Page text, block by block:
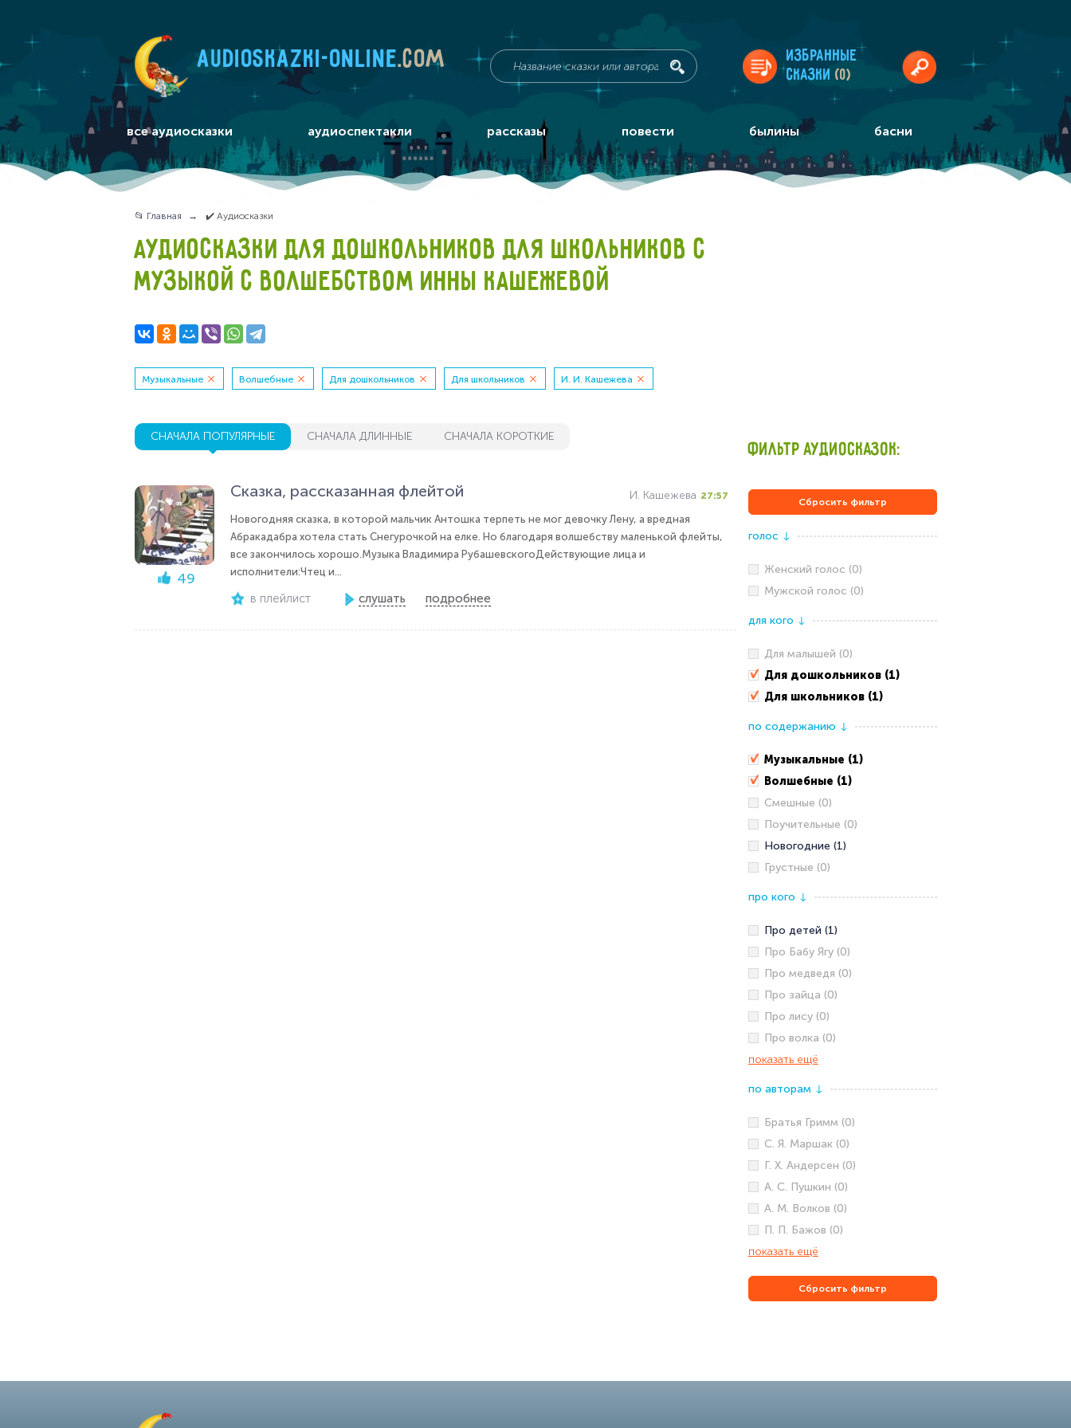
audioskazki-online.com
Избранные
сказки (0)
все аудиосказки аудиоспектакли рассказы повести былины басни
📂 Главная ✔️ Аудиосказки
АУДИОСКАЗКИ ДЛЯ ДОШКОЛЬНИКОВ ДЛЯ ШКОЛЬНИКОВ С
МУЗЫКОЙ С ВОЛШЕБСТВОМ ИННЫ КАШЕЖЕВОЙ
Музыкальные Волшебные Для дошкольников Для школьников И. И. Кашежева
СНАЧАЛА ПОПУЛЯРНЫЕ СНАЧАЛА ДЛИННЫЕ СНАЧАЛА КОРОТКИЕ
49
Сказка, рассказанная флейтой И. Кашежева 27:57
Новогодняя сказка, в которой мальчик Антошка терпеть не мог девочку Лену, а вредная
Абракадабра хотела стать Снегурочкой на елке. Но благодаря волшебству маленькой флейты,
все закончилось хорошо.Музыка Владимира РубашевскогоДействующие лица и
исполнители:Чтец и...
в плейлист слушать подробнее
ФИЛЬТР АУДИОСКАЗОК:
Сбросить фильтр
голос ↓
Женский голос (0)
Мужской голос (0)
для кого ↓
Для малышей (0)
Для дошкольников (1)
Для школьников (1)
по содержанию ↓
Музыкальные (1)
Волшебные (1)
Смешные (0)
Поучительные (0)
Новогодние (1)
Грустные (0)
про кого ↓
Про детей (1)
Про Бабу Ягу (0)
Про медведя (0)
Про зайца (0)
Про лису (0)
Про волка (0)
показать ещё
по авторам ↓
Братья Гримм (0)
С. Я. Маршак (0)
Г. Х. Андерсен (0)
А. С. Пушкин (0)
А. М. Волков (0)
П. П. Бажов (0)
показать ещё
Сбросить фильтр